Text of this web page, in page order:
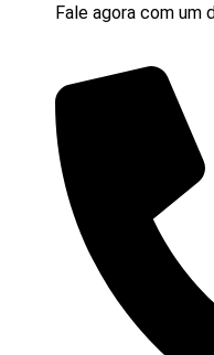
Fale agora com um